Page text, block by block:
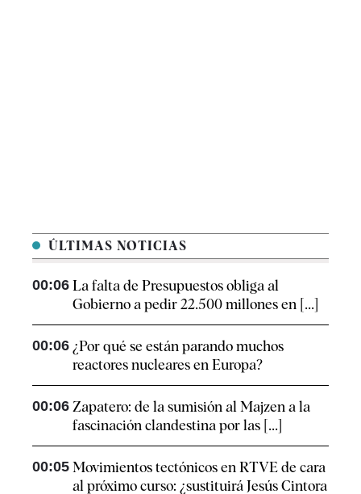
ÚLTIMAS NOTICIAS
00:06 La falta de Presupuestos obliga al
Gobierno a pedir 22.500 millones en [...]
00:06 ¿Por qué se están parando muchos
reactores nucleares en Europa?
00:06 Zapatero: de la sumisión al Majzen a la
fascinación clandestina por las [...]
00:05 Movimientos tectónicos en RTVE de cara
al próximo curso: ¿sustituirá Jesús Cintora